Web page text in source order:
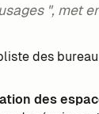
", met
des
des